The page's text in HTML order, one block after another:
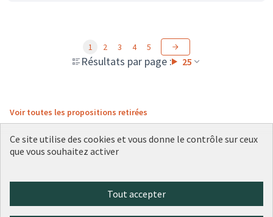
Résultats par page : 25
1 2 3 4 5
Voir toutes les propositions retirées
(Lien externe)
(Lien externe)
(Lien externe)
(Lien externe)
(Lien externe)
Ce site utilise des cookies et vous donne le contrôle sur ceux
que vous souhaitez activer
Tout accepter